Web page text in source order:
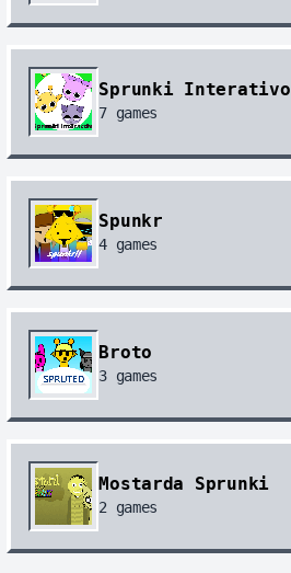
Sprunki Interativo
7 games
Spunkr
4 games
Broto
3 games
Mostarda Sprunki
2 games